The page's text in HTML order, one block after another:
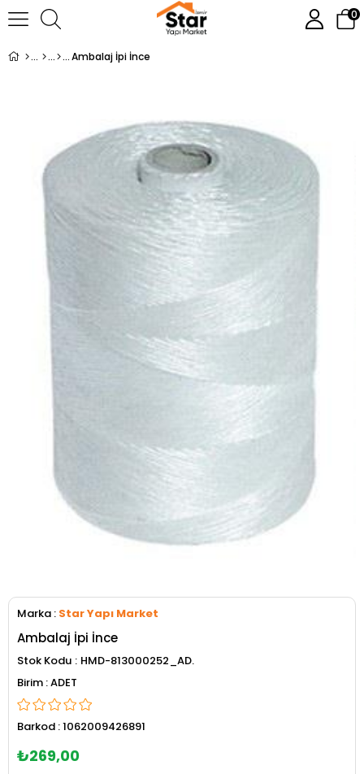
0
Ambalaj İpi İnce
Marka : Star Yapı Market
Ambalaj İpi İnce
Stok Kodu
HMD-813000252_AD.
ADET
Barkod :1062009426891
₺269,00